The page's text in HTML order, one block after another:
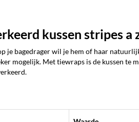
kussen stripes a
je bagedrager wil je hem of haar
mogelijk. Met tiewraps is de kussen te